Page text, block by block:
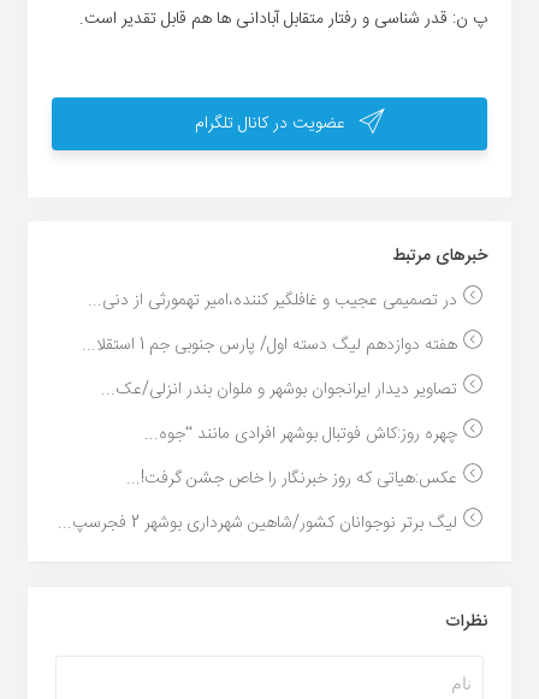
پ ن: قدر شناسی و رفتار متقابل آبادانی ها هم قابل تقدیر است.
عضویت در کانال تلگرام
خبر‌های مرتبط
در تصمیمی عجیب و غافلگیر کننده،امیر تهمورثی از دنی...
هفته دوازدهم لیگ دسته اول/ پارس جنوبی جم 1 استقلا...
تصاویر دیدار ایرانجوان بوشهر و ملوان بندر انزلی/عک...
چهره روز:کاش فوتبال بوشهر افرادی مانند “جوه...
عکس:هیاتی که روز خبرنگار را خاص جشن گرفت!...
لیگ برتر نوجوانان کشور/شاهین شهرداری بوشهر 2 فجرسپ...
نظرات